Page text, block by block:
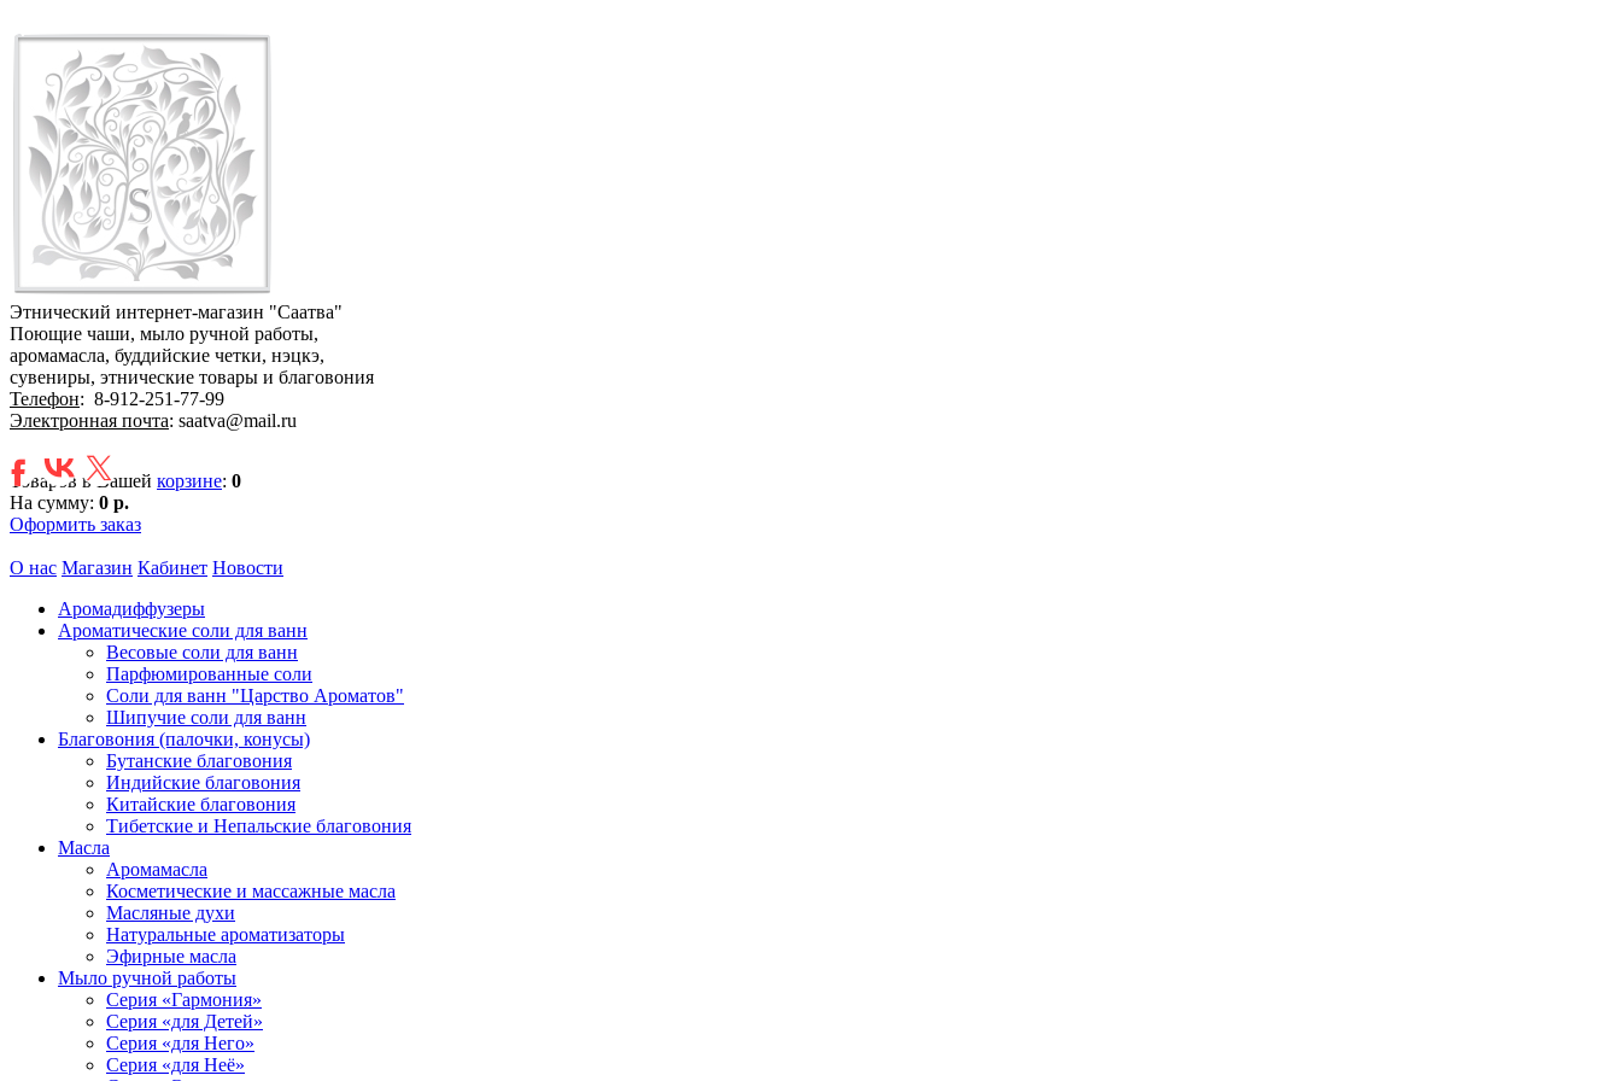
Этнический интернет-магазин "Саатва"
Поющие чаши, мыло ручной работы,
аромамасла, буддийские четки, нэцкэ,
сувениры, этнические товары и благовония
Телефон: 8-912-251-77-99
Электронная почта: saatva@mail.ru
Товаров в Вашей корзине: 0
На сумму: 0 р.
Оформить заказ
О нас Магазин Кабинет Новости
Аромадиффузеры
Ароматические соли для ванн
Весовые соли для ванн
Парфюмированные соли
Соли для ванн "Царство Ароматов"
Шипучие соли для ванн
Благовония (палочки, конусы)
Бутанские благовония
Индийские благовония
Китайские благовония
Тибетские и Непальские благовония
Масла
Аромамасла
Косметические и массажные масла
Масляные духи
Натуральные ароматизаторы
Эфирные масла
Мыло ручной работы
Серия «Гармония»
Серия «для Детей»
Серия «для Него»
Серия «для Неё»